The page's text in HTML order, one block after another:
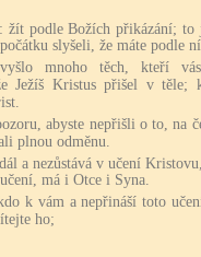
žít podle Božích přikázání;
slyšeli, že máte podle
mnoho těch, kteří
Ježíš Kristus přišel v těle;
abyste nepřišli o to, na
plnou odměnu.
a nezůstává v učení
má i Otce i Syna.
k vám a nepřináší toto
ho;